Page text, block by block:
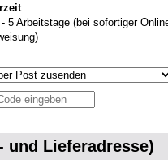
:
5 Arbeitstage (bei sofortiger
und Lieferadresse)